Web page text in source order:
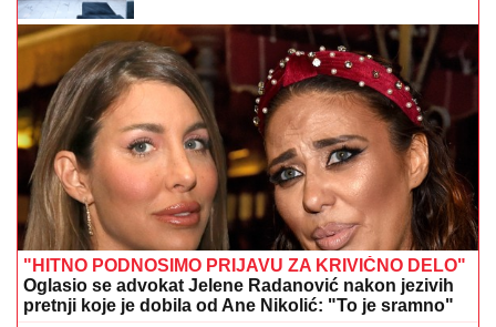
"HITNO PODNOSIMO PRIJAVU ZA KRIVIČNO DELO"
Oglasio se advokat Jelene Radanović nakon jezivih
pretnji koje je dobila od Ane Nikolić: "To je sramno"